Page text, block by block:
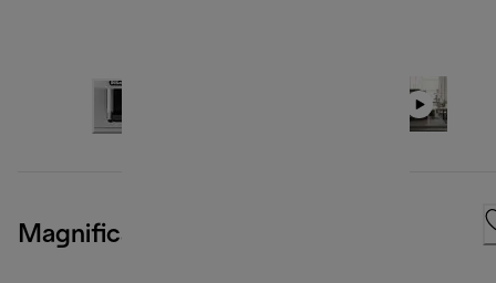
Magnifica Start